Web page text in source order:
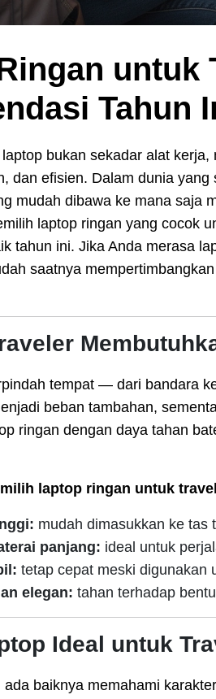
untuk
Tahun
bukan sekadar alat
dan efisien. Dalam dunia
mudah dibawa ke mana saja
laptop ringan yang cocok
tahun ini. Jika Anda merasa
saatnya
tempat — dari bandara
beban tambahan,
ringan dengan daya tahan
laptop ringan untuk
mudah dimasukkan ke tas
panjang: ideal untuk
tetap cepat meski digunakan
elegan: tahan terhadap
Ideal untuk
baiknya memahami